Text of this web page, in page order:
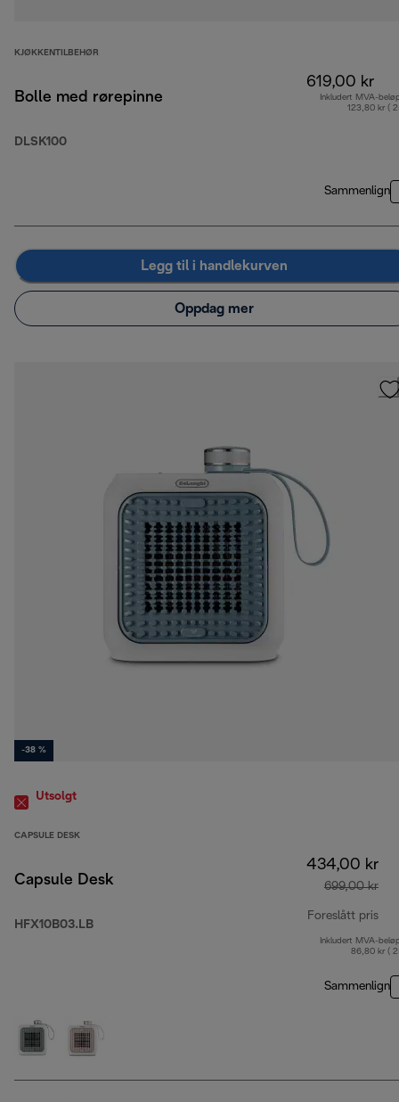
KJØKKENTILBEHØR
Bolle med rørepinne
DLSK100
619,00 kr
Inkludert MVA-
123,80 kr (
Sammenlign
Legg til i handlekurven
Oppdag mer
-38 %
Utsolgt
CAPSULE DESK
Capsule Desk
HFX10B03.LB
434,00 kr
699,00 kr
Foreslått pris
Inkludert MVA-
86,80 kr (
Sammenlign